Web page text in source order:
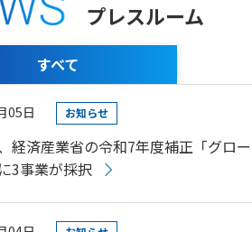
プレスルーム
すべて
05日 お知らせ
経済産業省の令和7年度補正「グロ
3事業が採択